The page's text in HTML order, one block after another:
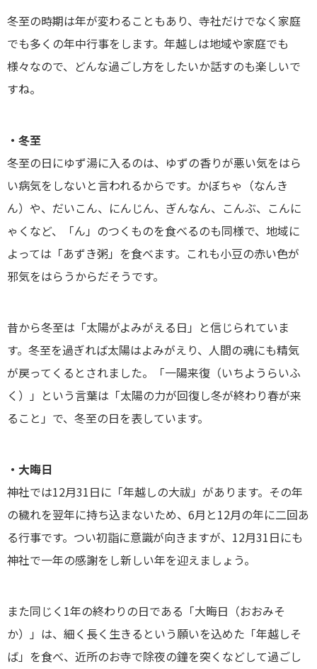
冬至の時期は年が変わることもあり、寺社だけでなく家庭
でも多くの年中行事をします。年越しは地域や家庭でも
様々なので、どんな過ごし方をしたいか話すのも楽しいで
すね。
・冬至
冬至の日にゆず湯に入るのは、ゆずの香りが悪い気をはら
い病気をしないと言われるからです。かぼちゃ（なんき
ん）や、だいこん、にんじん、ぎんなん、こんぶ、こんに
ゃくなど、「ん」のつくものを食べるのも同様で、地域に
よっては「あずき粥」を食べます。これも小豆の赤い色が
邪気をはらうからだそうです。
昔から冬至は「太陽がよみがえる日」と信じられていま
す。冬至を過ぎれば太陽はよみがえり、人間の魂にも精気
が戻ってくるとされました。「一陽来復（いちようらいふ
く）」という言葉は「太陽の力が回復し冬が終わり春が来
ること」で、冬至の日を表しています。
・大晦日
神社では12月31日に「年越しの大祓」があります。その年
の穢れを翌年に持ち込まないため、6月と12月の年に二回あ
る行事です。つい初詣に意識が向きますが、12月31日にも
神社で一年の感謝をし新しい年を迎えましょう。
また同じく1年の終わりの日である「大晦日（おおみそ
か）」は、細く長く生きるという願いを込めた「年越しそ
ば」を食べ、近所のお寺で除夜の鐘を突くなどして過ごし